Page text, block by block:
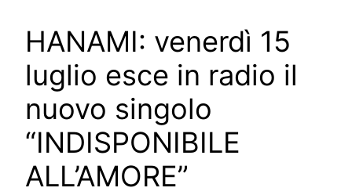
HANAMI: venerdì 15
luglio esce in radio il
nuovo singolo
“INDISPONIBILE
ALL’AMORE”